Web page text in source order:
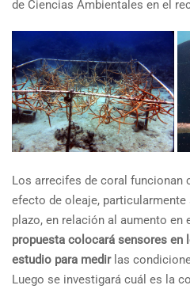
de Ciencias Ambientales en el
Los arrecifes de coral funcionan
efecto de oleaje, particularmente
plazo, en relación al aumento en
propuesta colocará sensores en
estudio para medirlas
Luego se investigará cuál es la